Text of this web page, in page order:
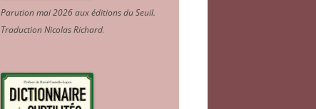
Parution mai 2026 aux éditions du Seuil.
Traduction Nicolas Richard.